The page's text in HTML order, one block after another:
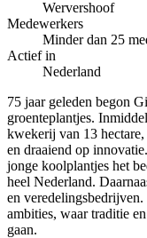
Wervershoof
Medewerkers
Minder dan 25
Actief in
Nederland
75 jaar geleden begon
groenteplantjes.
kwekerij van 13
en draaiend op
jonge koolplantjes het
heel Nederland.
en
ambities, waar traditie
gaan.